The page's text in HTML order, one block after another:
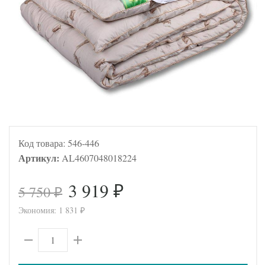
Код товара: 546-446
Артикул: AL4607048018224
5 750₽ 3 919 ₽
Экономия: 1 831 ₽